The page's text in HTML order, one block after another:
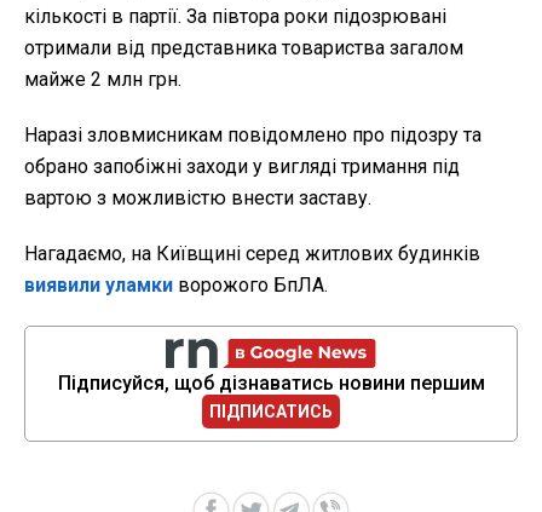
кількості в партії. За півтора роки підозрювані
отримали від представника товариства загалом
майже 2 млн грн.
Наразі зловмисникам повідомлено про підозру та
обрано запобіжні заходи у вигляді тримання під
вартою з можливістю внести заставу.
Нагадаємо, на Київщині серед житлових будинків
виявили уламки ворожого БпЛА.
Підписуйся, щоб дізнаватись новини першим
ПІДПИСАТИСЬ